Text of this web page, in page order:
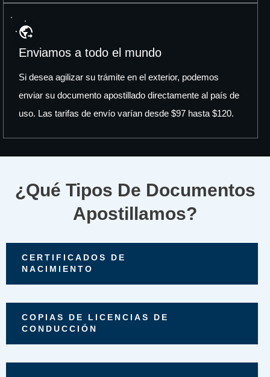
Enviamos a todo el mundo
Si desea agilizar su trámite en el exterior, podemos
enviar su documento apostillado directamente al país de
uso. Las tarifas de envío varían desde $97 hasta $120.
¿Qué Tipos De Documentos
Apostillamos?
CERTIFICADOS DE
NACIMIENTO
COPIAS DE LICENCIAS DE
CONDUCCIÓN